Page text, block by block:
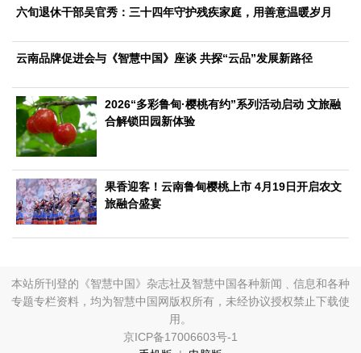
生态
视频
访谈 动态
地方
京 津 冀 晋
赣
鲁 豫 鄂 湘 粤 桂 琼 渝 川 黔 滇
藏
陕
甘 青 宁 新 港
信息
六旬退休干部吴官秀：三十四年守护残疾家庭，用善意温暖岁月
云南品牌促进会与《智慧中国》座谈 共探“云品”发展新路径
2026“多彩鲁甸·樱桃有约”系列活动启动 文旅融
合解锁田园新体验
果香迎客！云南鲁甸樱桃上市 4月19日开启农文
旅融合盛宴
本站所刊登的《智慧中国》杂志社及智慧中国各种新闻﹑信息和各种
专题专栏资料，均为智慧中国网版权所有，未经协议授权禁止下载使
用。
京ICP备17006603号-1